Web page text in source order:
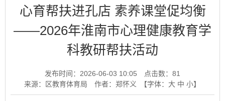
心育帮扶进孔店 素养课堂促均衡
——2026年淮南市心理健康教育学
科教研帮扶活动
发布时间：2026-06-03 10:05 点击数： 81
来源：区教育体育局
作者：郑怀义 【字体： 大 中 小】